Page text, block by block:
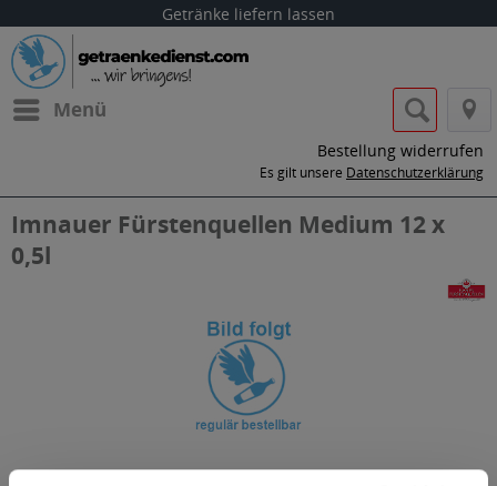
Getränke liefern lassen
Menü
Bestellung widerrufen
Es gilt unsere Datenschutzerklärung
Imnauer Fürstenquellen Medium 12 x
0,5l